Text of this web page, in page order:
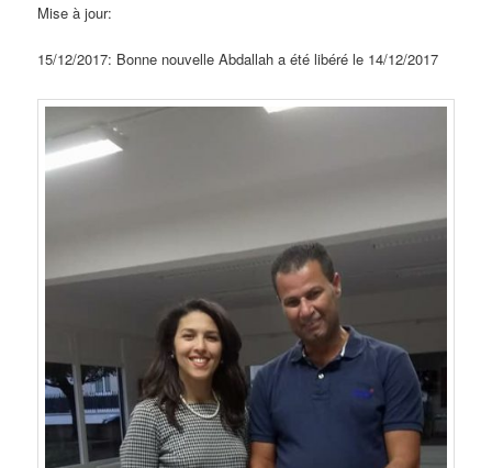
Mise à jour:
15/12/2017: Bonne nouvelle Abdallah a été libéré le 14/12/2017